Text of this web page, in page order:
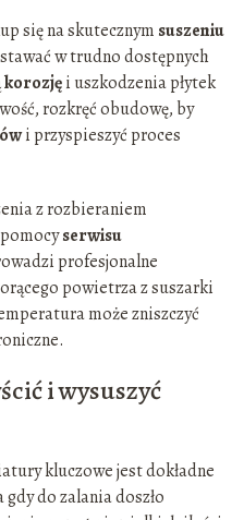
się na skutecznym suszeniu
w trudno dostępnych
korozjęi uszkodzenia płytek
rozkręć obudowę, by
i przyspieszyć proces
z rozbieraniem
serwisu
profesjonalne
powietrza z suszarki
może zniszczyć
i wysuszyć
kluczowe jest dokładne
gdy do zalania doszło